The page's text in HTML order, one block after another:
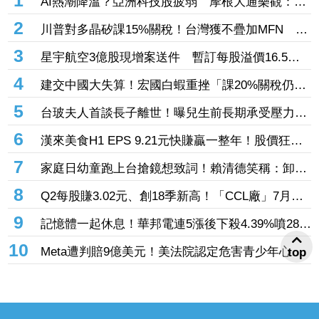
期投資趨勢未變
2
川普對多晶矽課15%關稅！台灣獲不疊加MFN 行
政院：對台影響有限
3
星宇航空3億股現增案送件 暫訂每股溢價16.5
元、預計募資49.5億元
4
建交中國大失算！宏國白蝦重挫「課20%關稅仍要
賣台灣」 外媒曝出口量差4倍
5
台玻夫人首談長子離世！曝兒生前長期承受壓力
喪子後她悲痛足不出戶
6
漢來美食H1 EPS 9.21元快賺贏一整年！股價狂飆
7％創3年來新高 「最難訂Buffet」瘋狂吸金
7
家庭日幼童跑上台搶鏡想致詞！賴清德笑稱：卸任
後再交棒給你
8
Q2每股賺3.02元、創18季新高！「CCL廠」7月營
收創近4年高 AI伺服器助攻下半年成長
9
記憶體一起休息！華邦電連5漲後下殺4.39%噴286
億元 「這檔」累漲40%後也走弱炸315億元
10
Meta遭判賠9億美元！美法院認定危害青少年心理
健康 要求5年內調整未成年用戶機制
top